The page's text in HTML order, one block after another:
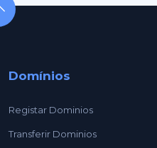
Domínios
Registar Dominios
Transferir Dominios